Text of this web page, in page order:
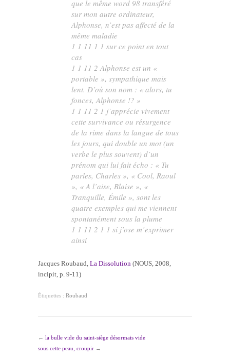
que le même word 98 transféré
sur mon autre ordinateur,
Alphonse, n’est pas affecté de la
même maladie
1 1 11 1 1 sur ce point en tout
cas
1 1 11 2 Alphonse est un «
portable », sympathique mais
lent. D’où son nom : « alors, tu
fonces, Alphonse !? »
1 1 11 2 1 j’apprécie vivement
cette survivance ou résurgence
de la rime dans la langue de tous
les jours, qui double un mot (un
verbe le plus souvent) d’un
prénom qui lui fait écho : « Tu
parles, Charles », « Cool, Raoul
», « A l’aise, Blaise », «
Tranquille, Émile », sont les
quatre exemples qui me viennent
spontanément sous la plume
1 1 11 2 1 1 si j’ose m’exprimer
ainsi
Jacques Roubaud, La Dissolution (NOUS, 2008,
incipit, p. 9-11)
Étiquettes : Roubaud
← la bulle vide du saint-siège désormais vide
sous cette peau, croupir →